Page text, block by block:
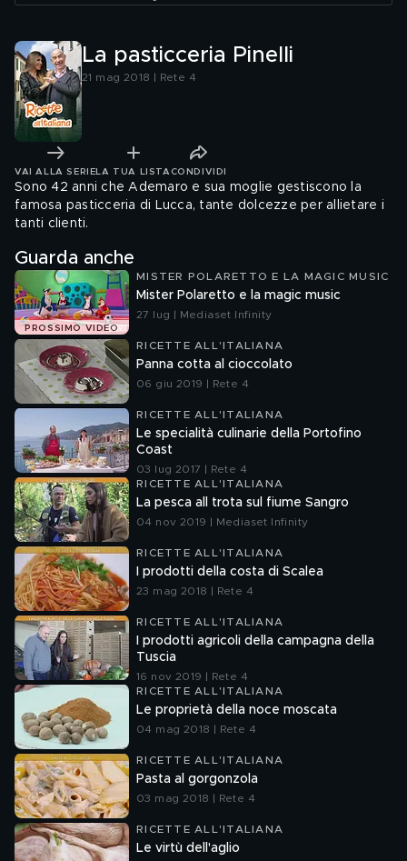
La pasticceria Pinelli
21 mag 2018 | Rete 4
VAI ALLA SERIE LA TUA LISTA CONDIVIDI
Sono 42 anni che Ademaro e sua moglie gestiscono la
famosa pasticceria di Lucca, tante dolcezze per allietare i
tanti clienti.
Guarda anche
PROSSIMO VIDEO
MISTER POLARETTO E LA MAGIC MUSIC
Mister Polaretto e la magic music
27 lug | Mediaset Infinity
RICETTE ALL'ITALIANA
Panna cotta al cioccolato
06 giu 2019 | Rete 4
RICETTE ALL'ITALIANA
Le specialità culinarie della Portofino
Coast
03 lug 2017 | Rete 4
RICETTE ALL'ITALIANA
La pesca all trota sul fiume Sangro
04 nov 2019 | Mediaset Infinity
RICETTE ALL'ITALIANA
I prodotti della costa di Scalea
23 mag 2018 | Rete 4
RICETTE ALL'ITALIANA
I prodotti agricoli della campagna della
Tuscia
16 nov 2019 | Rete 4
RICETTE ALL'ITALIANA
Le proprietà della noce moscata
04 mag 2018 | Rete 4
RICETTE ALL'ITALIANA
Pasta al gorgonzola
03 mag 2018 | Rete 4
RICETTE ALL'ITALIANA
Le virtù dell'aglio